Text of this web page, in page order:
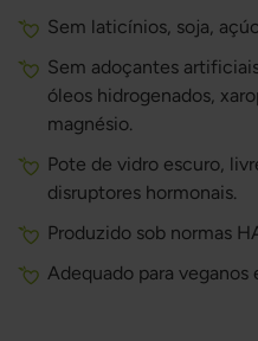
Sem laticínios, soja,
Sem adoçantes
óleos hidrogenados,
magnésio.
Pote de vidro escuro,
disruptores hormonais.
Produzido sob normas
Adequado para veganos